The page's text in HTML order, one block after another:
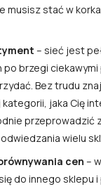
musisz stać w
– sieć jest
po brzegi
Bez trudu
kategorii, jaka Cię
przeprowadzić
wielu
cen –
do innego sklepu